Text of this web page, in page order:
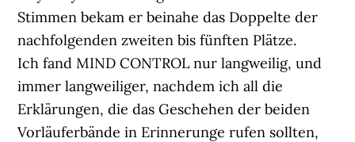
Stimmen bekam er beinahe das Doppelte der
nachfolgenden zweiten bis fünften Plätze.
Ich fand MIND CONTROL nur langweilig, und
immer langweiliger, nachdem ich all die
Erklärungen, die das Geschehen der beiden
Vorläuferbände in Erinnerunge rufen sollten,